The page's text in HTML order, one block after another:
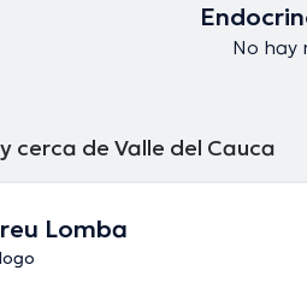
No hay
cerca de Valle del Cauca
Lomba